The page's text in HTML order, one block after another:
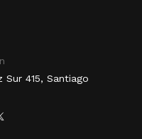
Sur 415, Santiago